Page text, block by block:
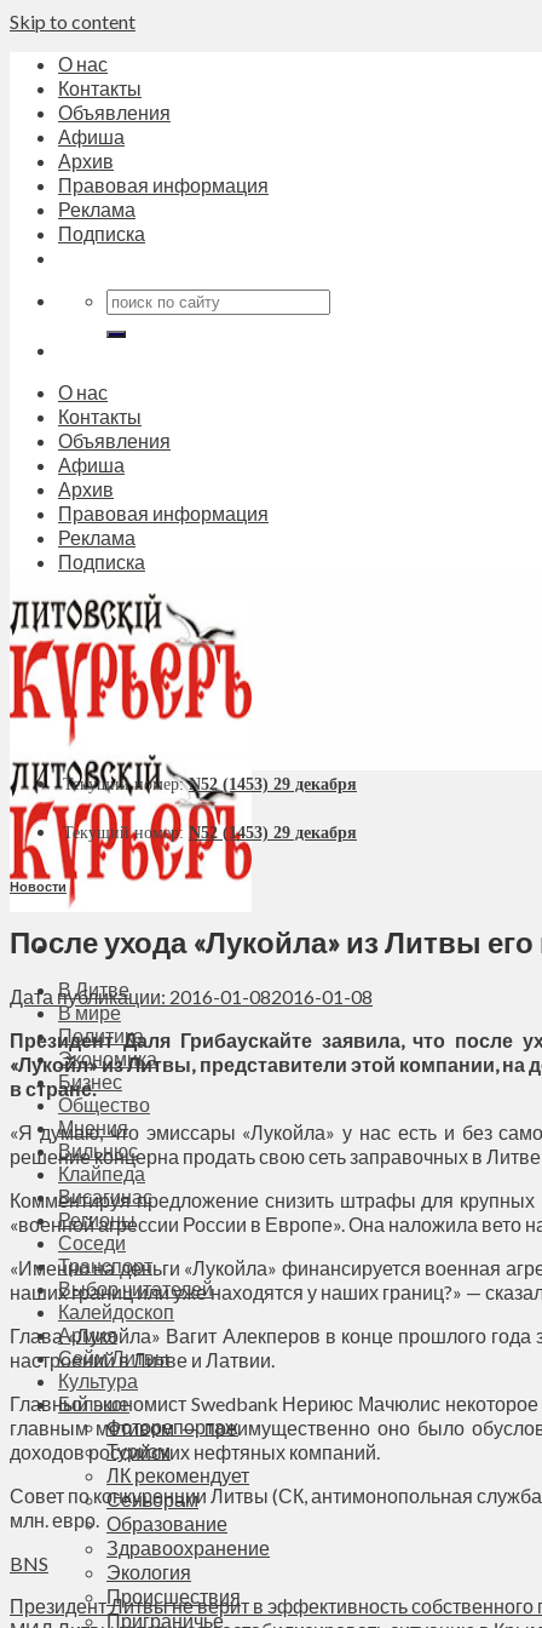
Skip to content
О нас
Контакты
Объявления
Афиша
Архив
Правовая информация
Реклама
Подписка
О нас
Контакты
Объявления
Афиша
Архив
Правовая информация
Реклама
Подписка
В Литве
В мире
Политика
Экономика
Бизнес
Общество
Мнения
Вильнюс
Клайпеда
Висагинас
Регионы
Соседи
Транспорт
Выбор читателей
Калейдоскоп
Армия
Сейм Литвы
Культура
Больше
Фоторепортаж
Туризм
ЛК рекомендует
Сеньорам
Образование
Здравоохранение
Экология
Происшествия
Приграничье
Текущий номер:N52 (1453) 29 декабря
Текущий номер: N52 (1453) 29 декабря
Новости
После ухода «Лукойла» из Литвы
Дата публикации: 2016-01-082016-01-08
Президент Даля Грибаускайте заявила, что
«Лукойл» из Литвы, представители этой компании,
в стране.
«Я думаю, что эмиссары «Лукойла» у нас есть и без
решение концерна продать свою сеть заправочных в
Комментируя предложение снизить штрафы для крупных
«военной агрессии России в Европе». Она наложила вето
«Именно на деньги «Лукойла» финансируется военная
наших границ или уже находятся у наших границ?» —
Глава «Лукойла» Вагит Алекперов в конце прошлого
настроений в Литве и Латвии.
Главный экономист Swedbank Нериюс Мачюлис
главным мотивом — преимущественно оно было
доходов российских нефтяных компаний.
Совет по конкуренции Литвы (СК, антимонопольная
млн. евро.
BNS
Президент Литвы не верит в эффективность собственного